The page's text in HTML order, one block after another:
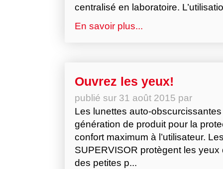
centralisé en laboratoire.
En savoir plus...
Ouvrez les yeux!
publié sur 31 août 2015 par
Les lunettes auto-
génération de produit pour la
confort maximum à l’utilisateur.
SUPERVISOR protègent les
des petites p...